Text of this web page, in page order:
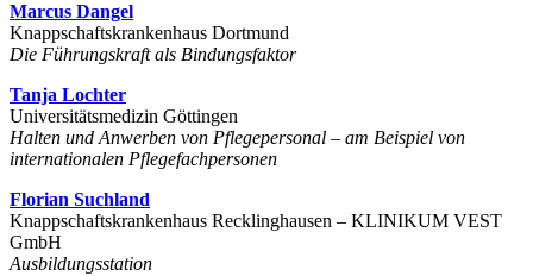
Marcus Dangel
Knappschaftskrankenhaus Dortmund
Die Führungskraft als Bindungsfaktor
Tanja Lochter
Universitätsmedizin Göttingen
Halten und Anwerben von Pflegepersonal – am Beispiel von
internationalen Pflegefachpersonen
Florian Suchland
Knappschaftskrankenhaus Recklinghausen – KLINIKUM VEST
GmbH
Ausbildungsstation